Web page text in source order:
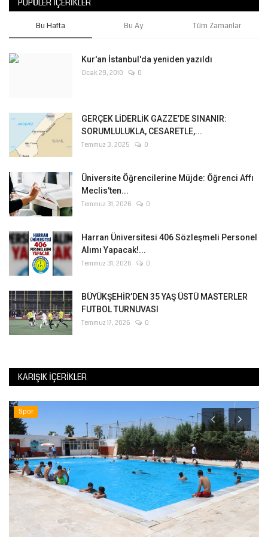
Bu Hafta Bu Ay Tüm Zamanlar
Kur'an İstanbul'da yeniden yazıldı
Ocak 29, 2010 0
GERÇEK LİDERLİK GAZZE’DE SINANIR:
SORUMLULUKLA, CESARETLE,...
Temmuz 3, 2025 0
Üniversite Öğrencilerine Müjde: Öğrenci Affı
Meclis'ten...
Temmuz 31, 2026 0
Harran Üniversitesi 406 Sözleşmeli Personel
Alımı Yapacak!...
Temmuz 31, 2026 0
BÜYÜKŞEHİR’DEN 35 YAŞ ÜSTÜ MASTERLER
FUTBOL TURNUVASI
Temmuz 17, 2026 0
KARIŞIK İÇERIKLER
Spor